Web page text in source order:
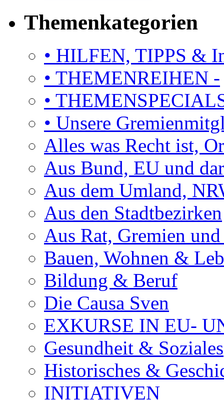
Themenkategorien
• HILFEN, TIPPS &
• THEMENREIHEN -
•
• Unsere
Alles was Recht ist,
Aus Bund, EU und
Aus dem Umland,
Aus den Stadtbezirken
Aus Rat, Gremien
Bauen, Wohnen &
Bildung & Beruf
Die Causa Sven
EXKURSE IN EU-
Gesundheit & Soziales
Historisches &
INITIATIVEN